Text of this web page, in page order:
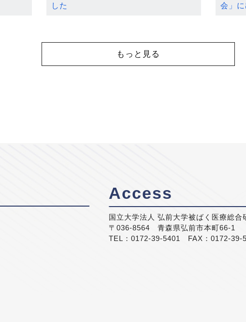
した
会」
もっと見る
Access
国立大学法人 弘前大学被ばく医療総合
〒036-8564 青森県弘前市本町66-1
TEL：0172-39-5401 FAX：0172-39-